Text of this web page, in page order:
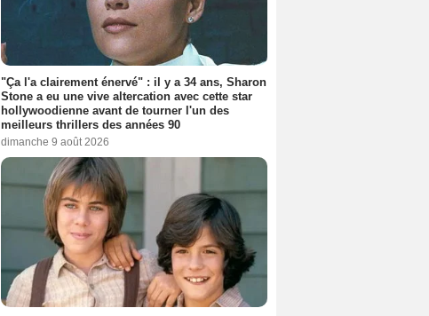
"Ça l'a clairement énervé" : il y a 34 ans, Sharon
Stone a eu une vive altercation avec cette star
hollywoodienne avant de tourner l'un des
meilleurs thrillers des années 90
dimanche 9 août 2026